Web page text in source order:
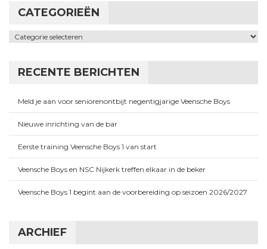
CATEGORIEËN
Categorieën
RECENTE BERICHTEN
Meld je aan voor seniorenontbijt negentigjarige Veensche Boys
Nieuwe inrichting van de bar
Eerste training Veensche Boys 1 van start
Veensche Boys en NSC Nijkerk treffen elkaar in de beker
Veensche Boys 1 begint aan de voorbereiding op seizoen 2026/2027
ARCHIEF